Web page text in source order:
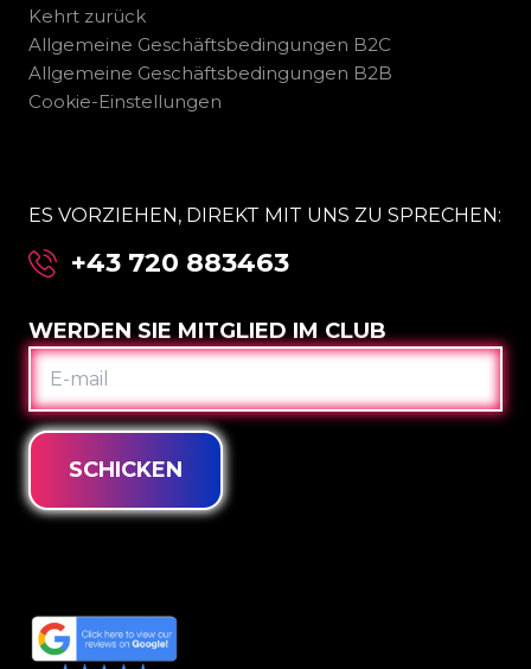
Kehrt zurück
Allgemeine Geschäftsbedingungen B2C
Allgemeine Geschäftsbedingungen B2B
Cookie-Einstellungen
ES VORZIEHEN, DIREKT MIT UNS ZU SPRECHEN:
+43 720 883463
WERDEN SIE MITGLIED IM CLUB
E-
MAIL
SCHICKEN